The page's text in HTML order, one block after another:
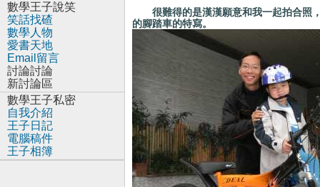
很難得的是漢漢願意和我一起拍合照，
的腳踏車的特寫。
數學王子說笑
笑話找碴
數學人物
愛書天地
Email留言
討論討論
新討論區
數學王子私密
自我介紹
王子日記
電腦稿件
王子相簿